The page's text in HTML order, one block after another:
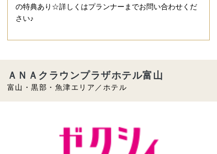
の特典あり☆詳しくはプランナーまでお問い合わせくだ
さい♪
富山・黒部・魚津エリア／ホテル
ＡＮＡクラウンプラザホテル富山